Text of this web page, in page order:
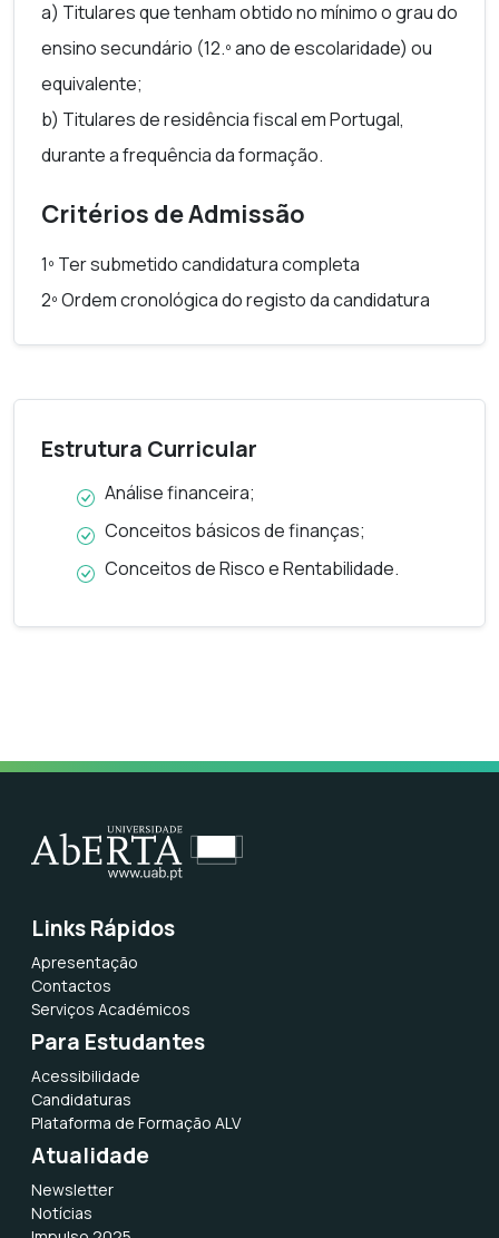
a) Titulares que tenham obtido no mínimo o grau do
ensino secundário (12.º ano de escolaridade) ou
equivalente;
b) Titulares de residência fiscal em Portugal,
durante a frequência da formação.
Critérios de Admissão
1º Ter submetido candidatura completa
2º Ordem cronológica do registo da candidatura
Estrutura Curricular
Análise financeira;
Conceitos básicos de finanças;
Conceitos de Risco e Rentabilidade.
Links Rápidos
Apresentação
Contactos
Serviços Académicos
Para Estudantes
Acessibilidade
Candidaturas
Plataforma de Formação ALV
Atualidade
Newsletter
Notícias